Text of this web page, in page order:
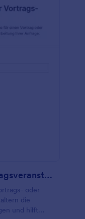
Anfrageformular Für Vortragsveranstaltungen
oder
die
und hilft